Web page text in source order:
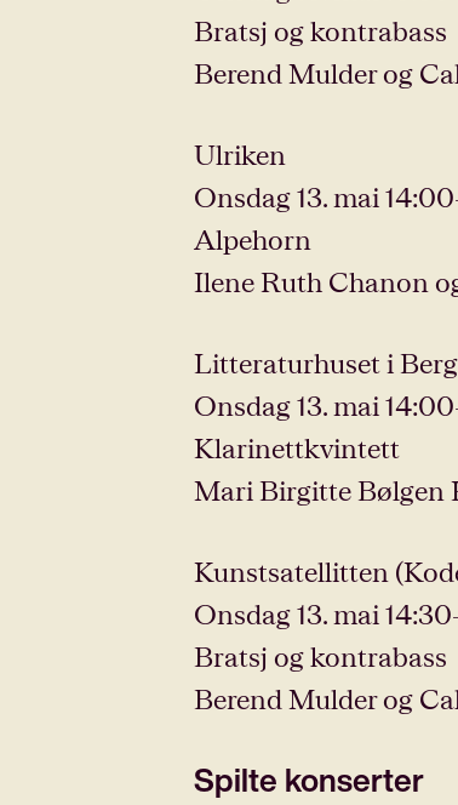
Bratsj og kontrabass
Berend Mulder og
Ulriken
Onsdag 13. mai
Alpehorn
Ilene Ruth Chanon
Litteraturhuset i
Onsdag 13. mai
Klarinettkvintett
Mari Birgitte Bølgen
Kunstsatellitten
Onsdag 13. mai
Bratsj og kontrabass
Berend Mulder og
Spilte konserter